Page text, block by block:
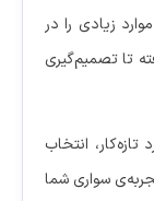
زیادی را در
تا تصمیم‌گیری
انتخاب
سواری شما